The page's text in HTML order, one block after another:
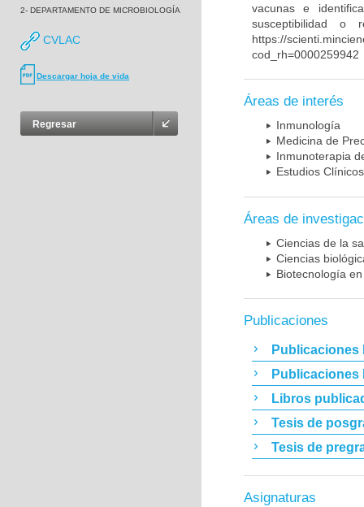
2- DEPARTAMENTO DE MICROBIOLOGÍA
CVLAC
Descargar hoja de vida
Regresar
vacunas e
susceptibilidad o
https://
cod_rh=0000259942
Áreas de interés
Inmunología
Medicina de
Inmunoterapia
Estudios Clínicos
Áreas de
Ciencias de la
Ciencias
Biotecnología
Publicaciones
Publicaciones
Publicaciones
Libros
Tesis de
Tesis de
Asignaturas